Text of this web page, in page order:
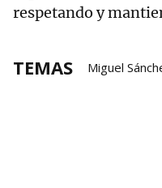
respetando y
TEMAS Miguel